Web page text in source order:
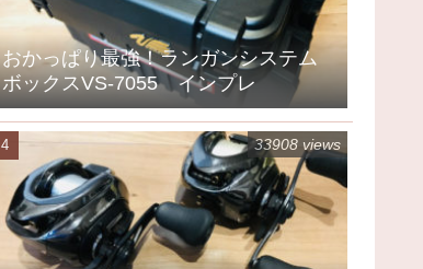
おかっぱり最強！ランガンシステム
ボックスVS-7055 インプレ
33908 views